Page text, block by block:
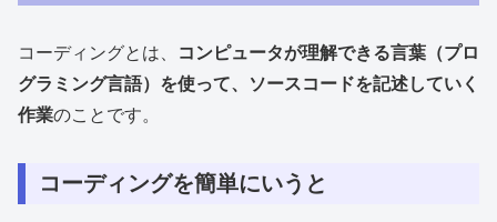
コーディングとは、
コンピュータが理解できる言葉（プロ
グラミング言語）を使って、ソースコードを記述していく
作業のことです。
コーディングを簡単にいうと